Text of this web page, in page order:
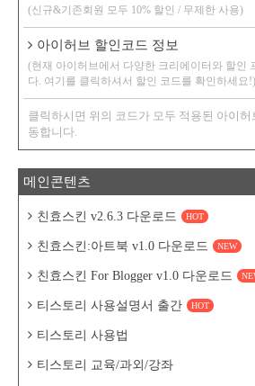
(신규&기존회원 모두 10% 할인 / 무제한 사용)
아이허브 할인코드 정보
(현재 아이허브에서 다양한 크리에이터와 할인
다. 여기를 클릭하셔서 할인 코드를 확인하세요!)
클릭하시면 위의 코드가 모두 적용된 아이허
동합니다.
메인콘텐츠
친효스킨 v2.6.3 다운로드 HOT
친효스킨:아트북 v1.0 다운로드 NEW
친효스킨 For Blogger v1.0 다운로드
티스토리 사용설명서 출간 HOT
티스토리 사용법
티스토리 교육/과외/강좌